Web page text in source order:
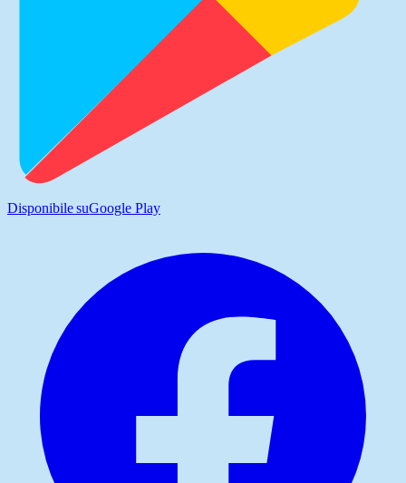
Disponibile suGoogle Play